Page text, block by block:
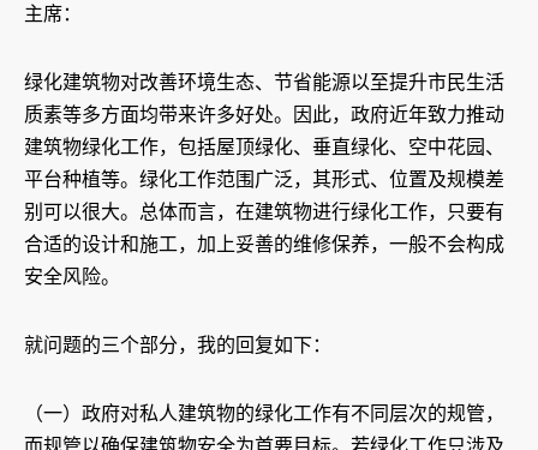
主席：
绿化建筑物对改善环境生态、节省能源以至提升市民生活
质素等多方面均带来许多好处。因此，政府近年致力推动
建筑物绿化工作，包括屋顶绿化、垂直绿化、空中花园、
平台种植等。绿化工作范围广泛，其形式、位置及规模差
别可以很大。总体而言，在建筑物进行绿化工作，只要有
合适的设计和施工，加上妥善的维修保养，一般不会构成
安全风险。
就问题的三个部分，我的回复如下：
（一）政府对私人建筑物的绿化工作有不同层次的规管，